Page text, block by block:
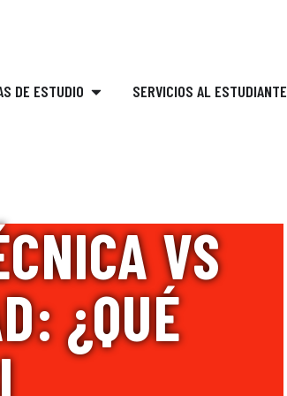
DE ESTUDIO SERVICIOS AL ESTUDIANTE
VS
¿QUÉ